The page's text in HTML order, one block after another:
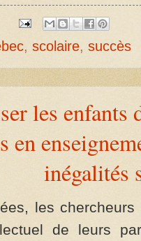
, scolaire, succès
les enfants
en
inégalités
les
de leurs